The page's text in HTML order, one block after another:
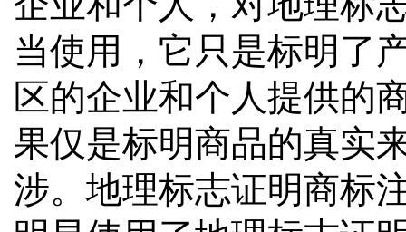
当使用，它只是标明了
区的企业和个人提供的
果仅是标明商品的真实
涉。地理标志证明商标